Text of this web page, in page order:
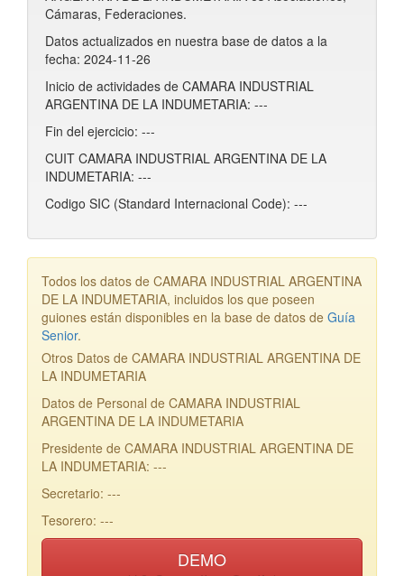
Cámaras, Federaciones.
Datos actualizados en nuestra base de datos a la
fecha: 2024-11-26
Inicio de actividades de CAMARA INDUSTRIAL
ARGENTINA DE LA INDUMETARIA: ---
Fin del ejercicio: ---
CUIT CAMARA INDUSTRIAL ARGENTINA DE LA
INDUMETARIA: ---
Codigo SIC (Standard Internacional Code): ---
Todos los datos de CAMARA INDUSTRIAL ARGENTINA
DE LA INDUMETARIA, incluidos los que poseen
guiones están disponibles en la base de datos de Guía
Senior.
Otros Datos de CAMARA INDUSTRIAL ARGENTINA DE
LA INDUMETARIA
Datos de Personal de CAMARA INDUSTRIAL
ARGENTINA DE LA INDUMETARIA
Presidente de CAMARA INDUSTRIAL ARGENTINA DE
LA INDUMETARIA: ---
Secretario: ---
Tesorero: ---
DEMO